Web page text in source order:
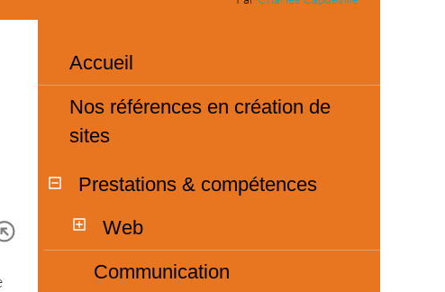
Accueil
Nos références en création de
sites
Prestations & compétences
Web
Communication